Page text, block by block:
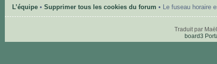
L’équipe• Supprimer tous les cookies du forum • Le fuseau horaire
Traduit par
board3